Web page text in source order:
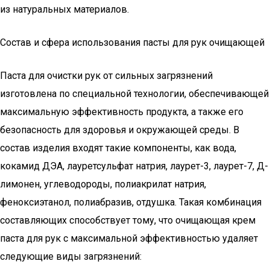
из натуральных материалов.
Состав и сфера использования пасты для рук очищающей
Паста для очистки рук от сильных загрязнений
изготовлена по специальной технологии, обеспечивающей
максимальную эффективность продукта, а также его
безопасность для здоровья и окружающей среды. В
состав изделия входят такие компоненты, как вода,
кокамид ДЭА, лауретсульфат натрия, лаурет-3, лаурет-7, Д-
лимонен, углеводороды, полиакрилат натрия,
феноксиэтанол, полиабразив, отдушка. Такая комбинация
составляющих способствует тому, что очищающая крем
паста для рук с максимальной эффективностью удаляет
следующие виды загрязнений: